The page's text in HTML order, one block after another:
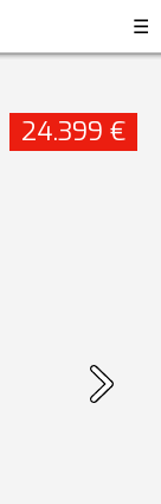
☰
24.399 €